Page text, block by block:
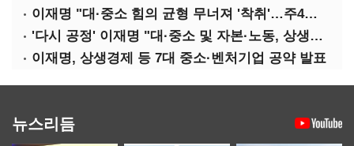
이재명 "대·중소 힘의 균형 무너져 '착취'…주4일제, 가야할 길"
'다시 공정' 이재명 "대·중소 및 자본·노동, 상생하는 공정한 성장"
이재명, 상생경제 등 7대 중소·벤처기업 공약 발표
뉴스리듬